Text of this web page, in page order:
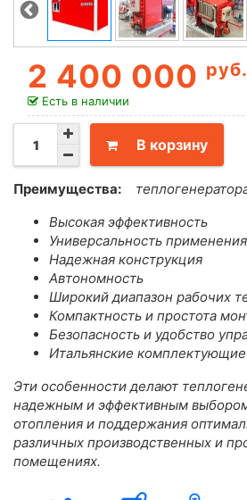
2 400 000 руб.
Есть в наличии
В корзину
Преимущества:
Высокая эффективность
Универсальность применения
Надежная конструкция
Автономность
Широкий диапазон рабочих
Компактность и простота
Безопасность и удобство
Итальянские комплектующие
Эти особенности делают
надежным и эффективным
отопления и поддержания
различных производственных и
помещениях.